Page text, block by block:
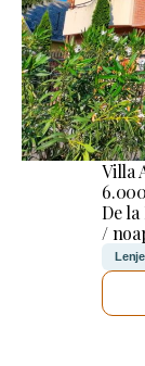
Villa
6.000
De
/